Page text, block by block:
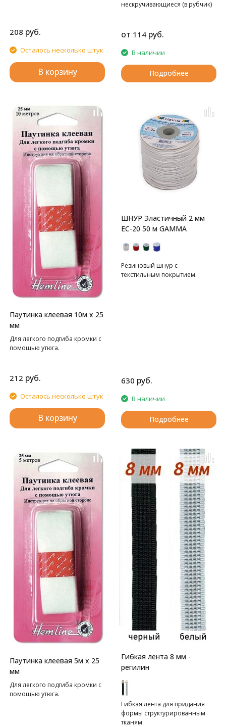
208 руб.
Осталось несколько штук
В корзину
нескручивающиеся (в рубчик)
от 114 руб.
В наличии
Подробнее
Паутинка клеевая 10м х 25
мм
Для легкого подгиба кромки с
помощью утюга.
212 руб.
Осталось несколько штук
В корзину
ШНУР Эластичный 2 мм
EC-20 50 м GAMMA
Резиновый шнур с
текстильным покрытием.
630 руб.
В наличии
Подробнее
Паутинка клеевая 5м х 25
мм
Для легкого подгиба кромки с
помощью утюга.
Гибкая лента 8 мм -
регилин
Гибкая лента для придания
формы структурированным
тканям